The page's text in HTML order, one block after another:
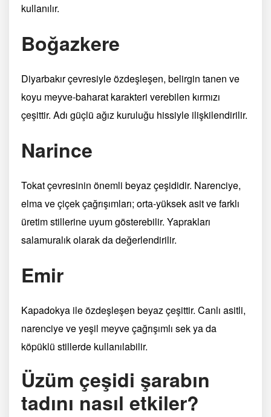
kullanılır.
Boğazkere
Diyarbakır çevresiyle özdeşleşen, belirgin tanen ve
koyu meyve-baharat karakteri verebilen kırmızı
çeşittir. Adı güçlü ağız kuruluğu hissiyle ilişkilendirilir.
Narince
Tokat çevresinin önemli beyaz çeşididir. Narenciye,
elma ve çiçek çağrışımları; orta-yüksek asit ve farklı
üretim stillerine uyum gösterebilir. Yaprakları
salamuralık olarak da değerlendirilir.
Emir
Kapadokya ile özdeşleşen beyaz çeşittir. Canlı asitli,
narenciye ve yeşil meyve çağrışımlı sek ya da
köpüklü stillerde kullanılabilir.
Üzüm çeşidi şarabın
tadını nasıl etkiler?